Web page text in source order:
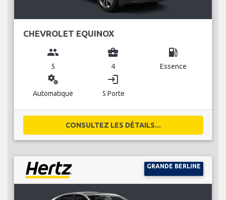
CHEVROLET EQUINOX
group
5
business_center
4
local_gas_station
Essence
miscellaneous_services
Automatique
login
5 Porte
CONSULTEZ LES DÉTAILS...
GRANDE BERLINE